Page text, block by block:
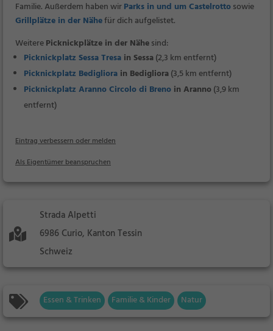
Familie. Außerdem haben wirParks in und um Castelrottosowie
Grillplätze in der Nähefür dich aufgelistet.
WeiterePicknickplätze in der Nähesind:
Picknickplatz Sessa Tresa in Sessa(2,3 km entfernt)
Picknickplatz Bedigliora in Bedigliora(3,5 km entfernt)
Picknickplatz Aranno Circolo di Breno in Aranno(3,9 km
entfernt)
Eintrag verbessern oder melden
Als Eigentümer beanspruchen
Strada Alpetti
6986 Curio, Kanton Tessin
Schweiz
Essen & Trinken Familie & Kinder Natur